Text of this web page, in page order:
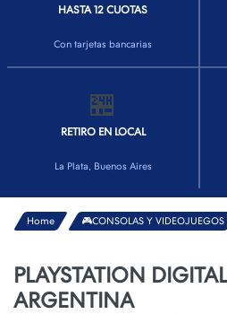
HASTA 12 CUOTAS
Con tarjetas bancarias
🏪
RETIRO EN LOCAL
La Plata, Buenos Aires
Home 🎮CONSOLAS Y VIDEOJUEGOS
PLAYSTATION
ARGENTINA